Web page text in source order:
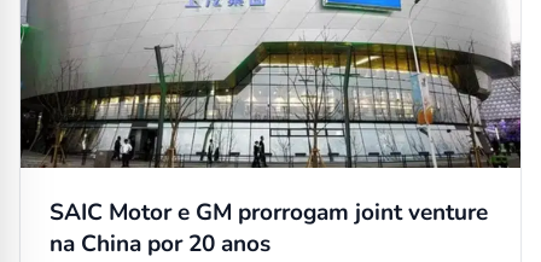
SAIC Motor e GM prorrogam joint venture
na China por 20 anos